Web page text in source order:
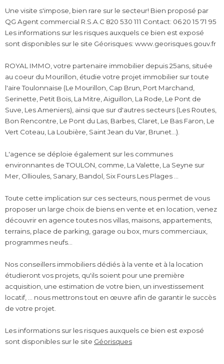
Une visite s'impose, bien rare sur le secteur! Bien proposé par
QG Agent commercial R.S.A.C 820 530 111 Contact: 06 20 15 71 95
Les informations sur les risques auxquels ce bien est exposé
sont disponibles sur le site Géorisques: www.georisques.gouv.fr
ROYAL IMMO, votre partenaire immobilier depuis 25ans, située
au coeur du Mourillon, étudie votre projet immobilier sur toute
l'aire Toulonnaise (Le Mourillon, Cap Brun, Port Marchand,
Serinette, Petit Bois, La Mitre, Aiguillon, La Rode, Le Pont de
Suve, Les Ameniers), ainsi que sur d'autres secteurs (Les Routes,
Bon Rencontre, Le Pont du Las, Barbes, Claret, Le Bas Faron, Le
Vert Coteau, La Loubière, Saint Jean du Var, Brunet...).
L'agence se déploie également sur les communes
environnantes de TOULON, comme, La Valette, La Seyne sur
Mer, Ollioules, Sanary, Bandol, Six Fours Les Plages ...
Toute cette implication sur ces secteurs, nous permet de vous
proposer un large choix de biens en vente et en location, venez
découvrir en agence toutes nos villas, maisons, appartements,
terrains, place de parking, garage ou box, murs commerciaux,
programmes neufs...
Nos conseillers immobiliers dédiés à la vente et à la location
étudieront vos projets, qu'ils soient pour une première
acquisition, une estimation de votre bien, un investissement
locatif, ... nous mettrons tout en œuvre afin de garantir le succès
de votre projet.
Les informations sur les risques auxquels ce bien est exposé
sont disponibles sur le site Géorisques